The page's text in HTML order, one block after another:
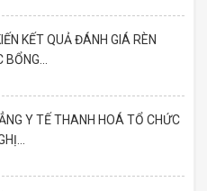
KẾT QUẢ ĐÁNH GIÁ RÈN
Y TẾ THANH HOÁ TỔ CHỨC